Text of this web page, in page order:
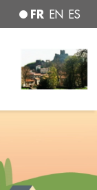
FR EN ES